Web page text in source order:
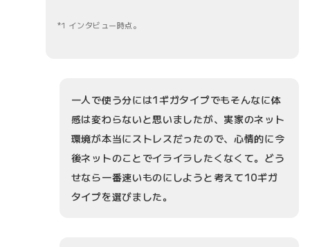
1 インタビュー時点。
一人で使う分には1ギガタイプでもそんなに体
感は変わらないと思いましたが、実家のネット
環境が本当にストレスだったので、心情的に今
後ネットのことでイライラしたくなくて。どう
せなら一番速いものにしようと考えて10ギガ
タイプを選びました。